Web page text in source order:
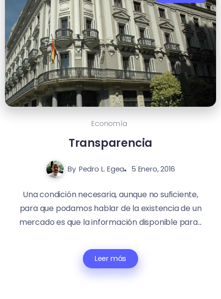
Economía
Transparencia
By Pedro L. Egea 5 Enero, 2016
Una condición necesaria, aunque no suficiente,
para que podamos hablar de la existencia de un
mercado es que la información disponible para...
Leer más